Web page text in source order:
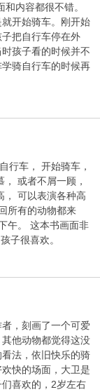
内容都很不错。
开始骑车。刚开始
把自行车停在外
孩子看的时候并不
骑自行车的时候再
行车， 开始骑车，
或者不屑一顾，
， 可以表演各种高
所有的动物都来
午。 这本书画面非
子很喜欢。
，刻画了一个可爱
他动物都觉得这没
法，依旧快乐的骑
快的场面，大卫是
喜欢的，2岁左右